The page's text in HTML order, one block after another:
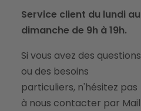
Service client du lundi au
dimanche de 9h à 19h.
Si vous avez des questions
ou des besoins
particuliers, n'hésitez pas
à nous contacter par Mail